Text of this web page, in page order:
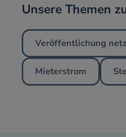
Unsere Themen
Veröffentlichung
Mieterstrom